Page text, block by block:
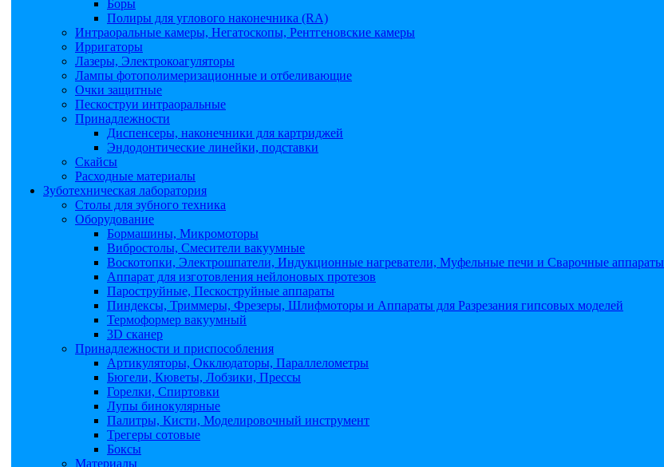
Боры
Полиры для углового наконечника (RA)
Интраоральные камеры, Негатоскопы, Рентгеновские камеры
Ирригаторы
Лазеры, Электрокоагуляторы
Лампы фотополимеризационные и отбеливающие
Очки защитные
Пескоструи интраоральные
Принадлежности
Диспенсеры, наконечники для картриджей
Эндодонтические линейки, подставки
Скайсы
Расходные материалы
Зуботехническая лаборатория
Столы для зубного техника
Оборудование
Бормашины, Микромоторы
Вибростолы, Смесители вакуумные
Воскотопки, Электрошпатели, Индукционные нагреватели, Муфельные печи и Сварочные аппараты
Аппарат для изготовления нейлоновых протезов
Пароструйные, Пескоструйные аппараты
Пиндексы, Триммеры, Фрезеры, Шлифмоторы и Аппараты для Разрезания гипсовых моделей
Термоформер вакуумный
3D сканер
Принадлежности и приспособления
Артикуляторы, Окклюдаторы, Параллелометры
Бюгели, Кюветы, Лобзики, Прессы
Горелки, Спиртовки
Лупы бинокулярные
Палитры, Кисти, Моделировочный инструмент
Трегеры сотовые
Боксы
Материалы